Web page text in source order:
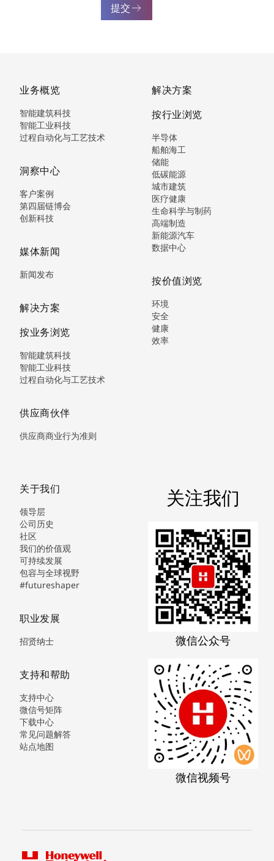
提交
业务概览
智能建筑科技
智能工业科技
过程自动化与工艺技术
洞察中心
客户案例
第四届链博会
创新科技
媒体新闻
新闻发布
解决方案
按业务浏览
智能建筑科技
智能工业科技
过程自动化与工艺技术
供应商伙伴
供应商商业行为准则
解决方案
按行业浏览
半导体
船舶海工
储能
低碳能源
城市建筑
医疗健康
生命科学与制药
高端制造
新能源汽车
数据中心
按价值浏览
环境
安全
健康
效率
关于我们
领导层
公司历史
社区
我们的价值观
可持续发展
包容与全球视野
#futureshaper
职业发展
招贤纳士
支持和帮助
支持中心
微信号矩阵
下载中心
常见问题解答
站点地图
关注我们
微信公众号
微信视频号